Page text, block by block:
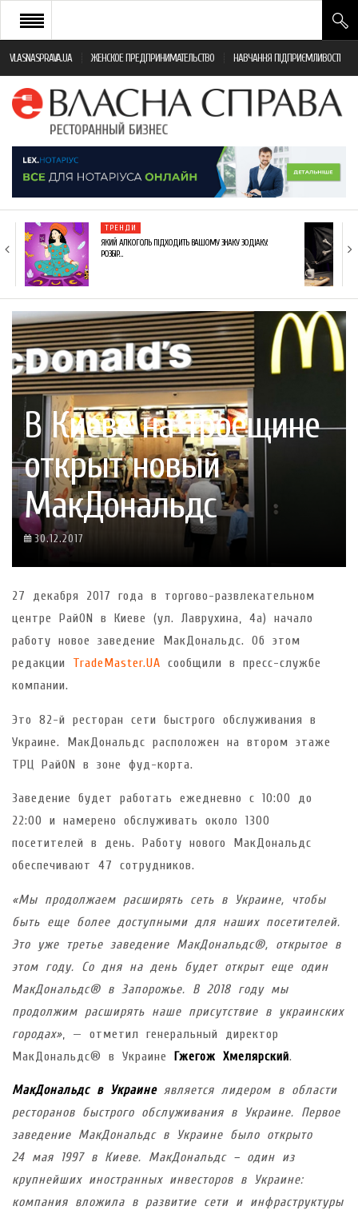
VLASNASPRAVA.UA ЖЕНСКОЕ ПРЕДПРИНИМАТЕЛЬСТВО НАВЧАННЯ ПІДПРИЄМЛИВОСТІ
НОВИНИ РЕСТОРАННОГО БІЗНЕСУ
ЯК ВІДКРИТИ ТА УСПІШНО КЕРУВАТИ
МОНІТОРИНГ ЗАКОНОДАВСТВА
ФРАНЧАЙЗИНГ
КНИГИ
ТРЕНДИ
ЯКИЙ АЛКОГОЛЬ ПІДХОДИТЬ ВАШОМУ ЗНАКУ ЗОДІАКУ:
РОЗБІР…
В Киеве на Троещине
открыт новый
МакДональдс
30.12.2017
27 декабря 2017 года в торгово-развлекательном
центре РайON в Киеве (ул. Лаврухина, 4а) начало
работу новое заведение МакДональдс. Об этом
редакции TradeMaster.UA сообщили в пресс-службе
компании.
Это 82-й ресторан сети быстрого обслуживания в
Украине. МакДональдс расположен на втором этаже
ТРЦ РайON в зоне фуд-корта.
Заведение будет работать ежедневно с 10:00 до
22:00 и намерено обслуживать около 1300
посетителей в день. Работу нового МакДональдс
обеспечивают 47 сотрудников.
«Мы продолжаем расширять сеть в Украине, чтобы
быть еще более доступными для наших посетителей.
Это уже третье заведение МакДональдс®, открытое в
этом году. Со дня на день будет открыт еще один
МакДональдс® в Запорожье. В 2018 году мы
продолжим расширять наше присутствие в украинских
городах», — отметил генеральный директор
МакДональдс® в Украине Гжегож Хмелярский.
МакДональдс в Украине является лидером в области
ресторанов быстрого обслуживания в Украине. Первое
заведение МакДональдс в Украине было открыто
24 мая 1997 в Киеве. МакДональдс – один из
крупнейших иностранных инвесторов в Украине:
компания вложила в развитие сети и инфраструктуры